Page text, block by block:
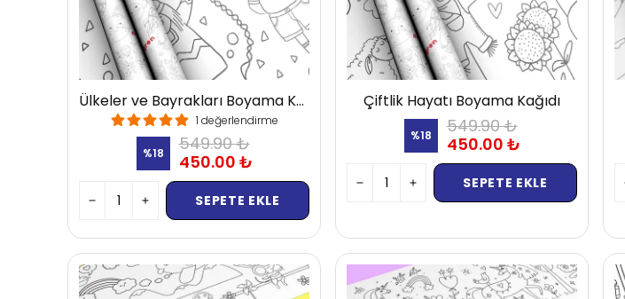
Ülkeler ve Bayrakları Boyama Kağıdı
1 değerlendirme
%18
549.90 ₺
450.00 ₺
SEPETE EKLE
Çiftlik Hayatı Boyama Kağıdı
%18
549.90 ₺
450.00 ₺
SEPETE EKLE